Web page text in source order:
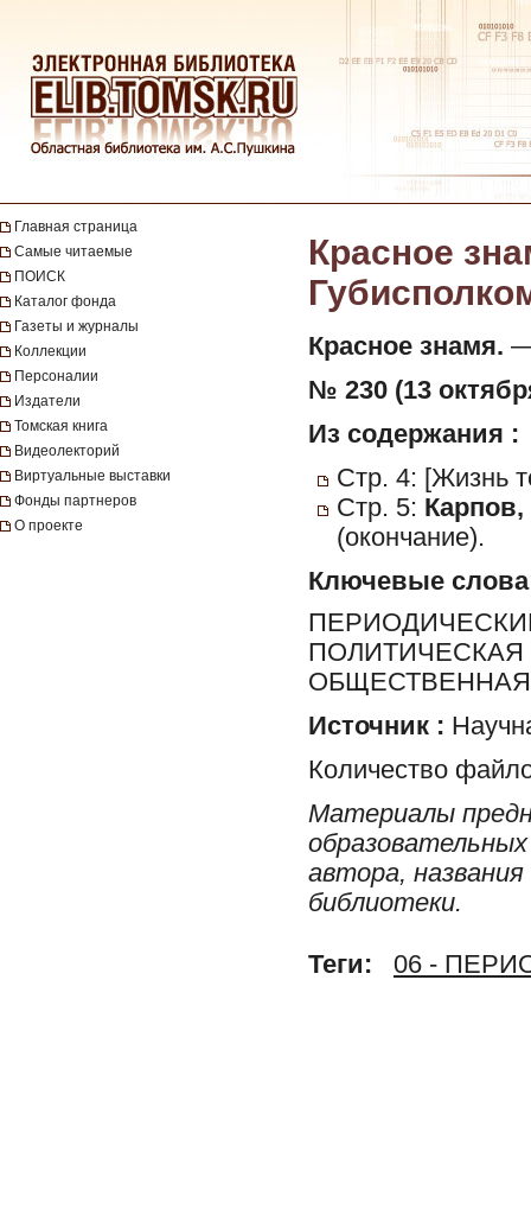
Главная страница
Самые читаемые
ПОИСК
Каталог фонда
Газеты и журналы
Коллекции
Персоналии
Издатели
Томская книга
Видеолекторий
Виртуальные выставки
Фонды партнеров
О проекте
Красное
Красное знамя. —
№ 230 (13
Из содержания :
Стр. 4: [Жизнь
Стр. 5:
(окончание).
Ключевые слова
Источник :
Количество
Материалы
автора,
библиотеки.
Теги: 06 -